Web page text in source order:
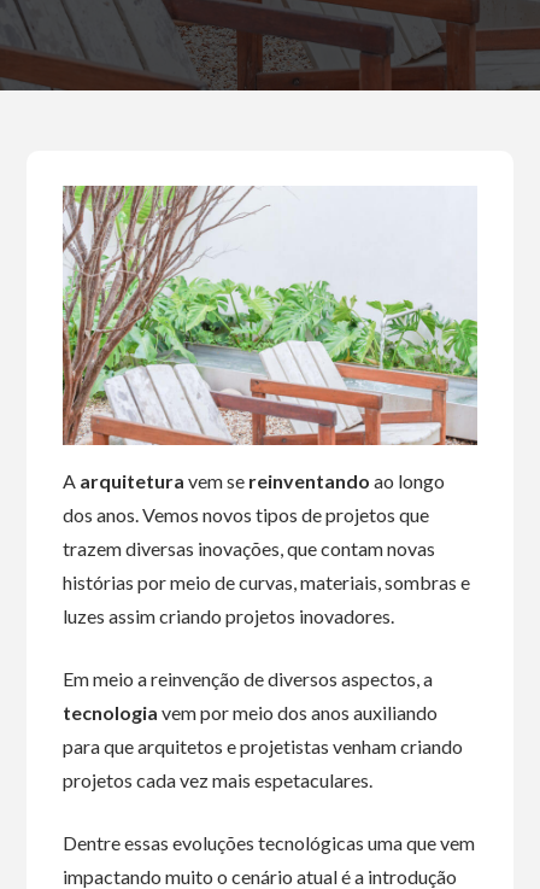
A arquitetura vem se reinventando ao longo
dos anos. Vemos novos tipos de projetos que
trazem diversas inovações, que contam novas
histórias por meio de curvas, materiais, sombras e
luzes assim criando projetos inovadores.
Em meio a reinvenção de diversos aspectos, a
tecnologia vem por meio dos anos auxiliando
para que arquitetos e projetistas venham criando
projetos cada vez mais espetaculares.
Dentre essas evoluções tecnológicas uma que vem
impactando muito o cenário atual é a introdução